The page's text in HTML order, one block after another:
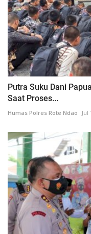
Putra Suku Dani
Saat Proses...
Humas Polres Rote Ndao Jul